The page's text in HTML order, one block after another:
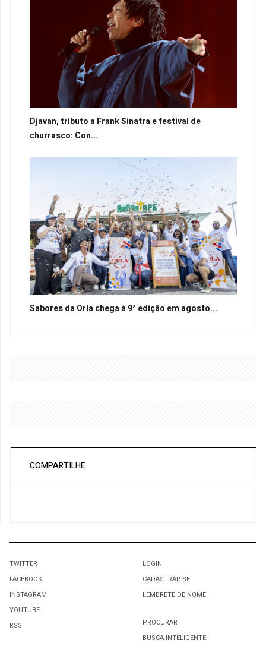
Djavan, tributo a Frank Sinatra e festival de
churrasco: Con...
Sabores da Orla chega à 9ª edição em agosto...
COMPARTILHE
TWITTER
FACEBOOK
INSTAGRAM
YOUTUBE
RSS
LOGIN
CADASTRAR-SE
LEMBRETE DE NOME
PROCURAR
BUSCA INTELIGENTE